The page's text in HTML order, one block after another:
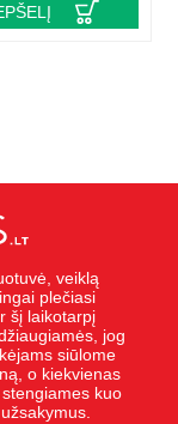
veiklą
plečiasi
šį laikotarpį
jog
siūlome
o kiekvienas
kuo